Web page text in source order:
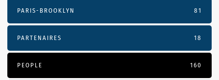
PARIS-BROOKLYN 81
PARTENAIRES 18
PEOPLE 160